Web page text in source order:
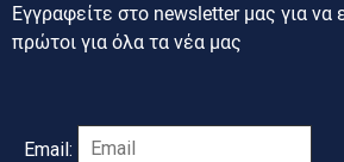
Εγγραφείτε στο newsletter μας για
πρώτοι για όλα τα νέα μας
Email: